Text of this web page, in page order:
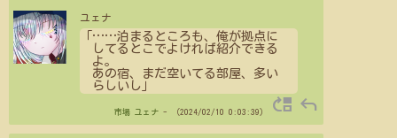
ユェナ
……泊まるところも、俺が拠点に
してるとこでよければ紹介できる
よ。
あの宿、まだ空いてる部屋、多い
らしいし」
市場 ユェナ - （2024/02/10 0:03:39） move_up reply